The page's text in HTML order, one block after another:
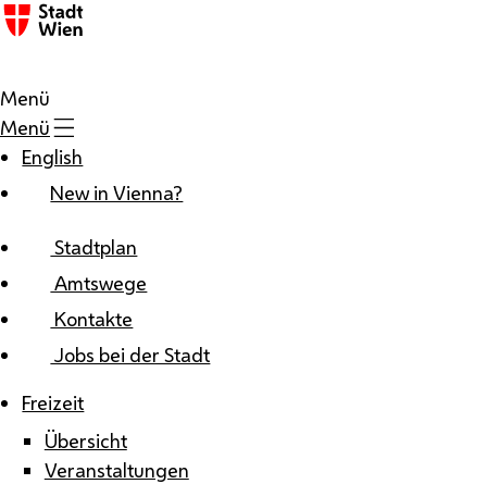
Zum Inhalt
Menü
Menü
English
New in Vienna?
Stadtplan
Amtswege
Kontakte
Jobs bei der Stadt
Freizeit
Übersicht
Veranstaltungen